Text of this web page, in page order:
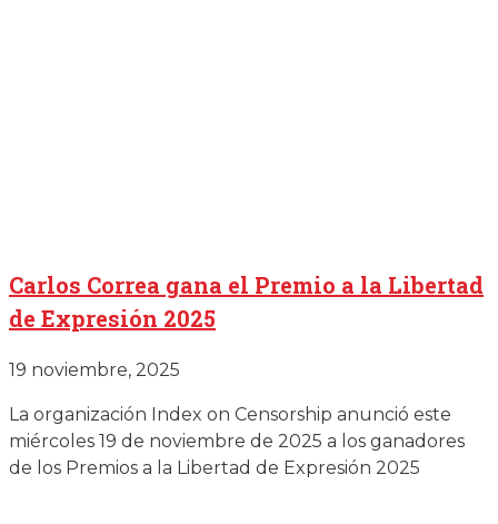
Carlos Correa gana el Premio a la Libertad
de Expresión 2025
19 noviembre, 2025
La organización Index on Censorship anunció este
miércoles 19 de noviembre de 2025 a los ganadores
de los Premios a la Libertad de Expresión 2025